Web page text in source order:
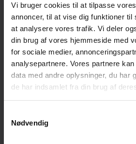
Vi bruger cookies til at tilpasse
annoncer, til at vise dig funktioner til
at analysere vores trafik. Vi deler
din brug af vores hjemmeside med
for sociale medier,
analysepartnere. Vores partnere
data med andre oplysninger, du har
de har indsamlet fra din brug af
Nødvendig
Mandag: kl.
Tirsdag: kl.
Onsdag: kl.
Torsdag: kl.
Fredag: kl.
I forbindelse med større